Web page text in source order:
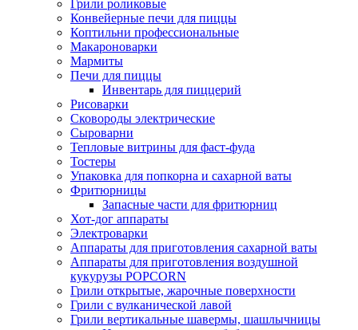
Грили роликовые
Конвейерные печи для пиццы
Коптильни профессиональные
Макароноварки
Мармиты
Печи для пиццы
Инвентарь для пиццерий
Рисоварки
Сковороды электрические
Сыроварни
Тепловые витрины для фаст-фуда
Тостеры
Упаковка для попкорна и сахарной ваты
Фритюрницы
Запасные части для фритюрниц
Хот-дог аппараты
Электроварки
Аппараты для приготовления сахарной ваты
Аппараты для приготовления воздушной
кукурузы POPCORN
Грили открытые, жарочные поверхности
Грили с вулканической лавой
Грили вертикальные шавермы, шашлычницы